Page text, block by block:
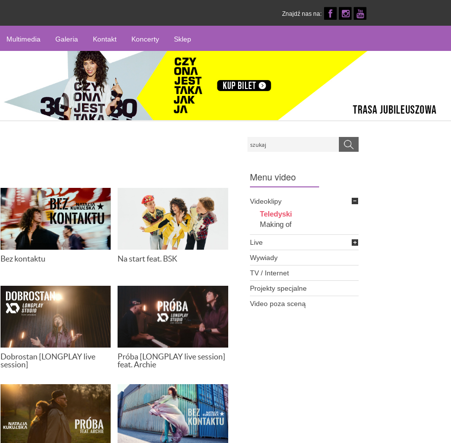
Znajdź nas na:
Multimedia Galeria Kontakt Koncerty Sklep
Bez kontaktu Na start feat. BSK
Dobrostan [LONGPLAY live
session]
Próba [LONGPLAY live session]
feat. Archie
Menu video
Videoklipy
Teledyski
Making of
Live
Wywiady
TV / Internet
Projekty specjalne
Video poza sceną